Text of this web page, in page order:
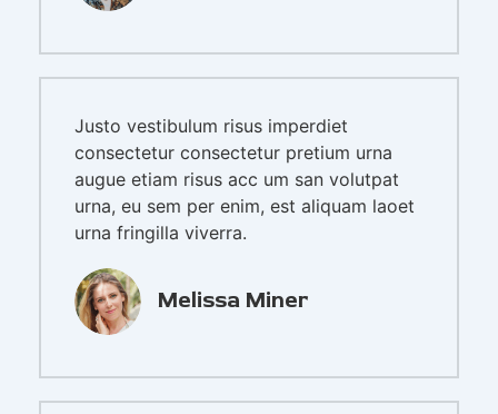
Justo vestibulum risus imperdiet
consectetur consectetur pretium urna
augue etiam risus acc um san volutpat
urna, eu sem per enim, est aliquam laoet
urna fringilla viverra.
Melissa Miner